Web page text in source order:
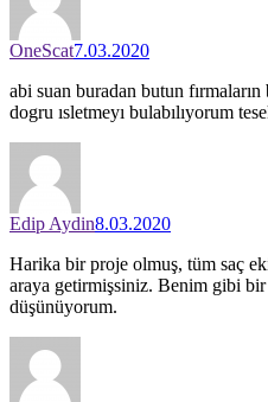
OneScat7.03.2020
abi suan buradan butun fırmaların
dogru ısletmeyı bulabılıyorum
Edip Aydin8.03.2020
Harika bir proje olmuş, tüm saç
araya getirmişsiniz. Benim gibi bir
düşünüyorum.